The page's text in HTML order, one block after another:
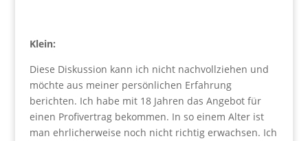
Klein:
Diese Diskussion kann ich nicht nachvollziehen und
möchte aus meiner persönlichen Erfahrung
berichten. Ich habe mit 18 Jahren das Angebot für
einen Profivertrag bekommen. In so einem Alter ist
man ehrlicherweise noch nicht richtig erwachsen. Ich